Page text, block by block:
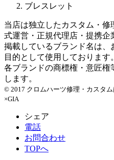
ブレスレット
当店は独立したカスタム・
式運営・正規代理店・提携企
掲載しているブランド名は
目的として使用しております。
各ブランドの商標権・意匠
します。
© 2017 クロムハーツ修理・カスタ
×GIA
シェア
電話
お問合わせ
TOPへ